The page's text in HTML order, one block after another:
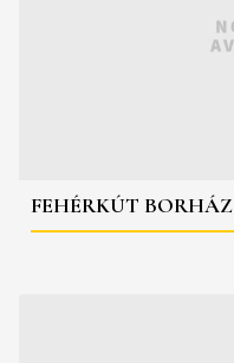
FEHÉRKÚT BORHÁZ